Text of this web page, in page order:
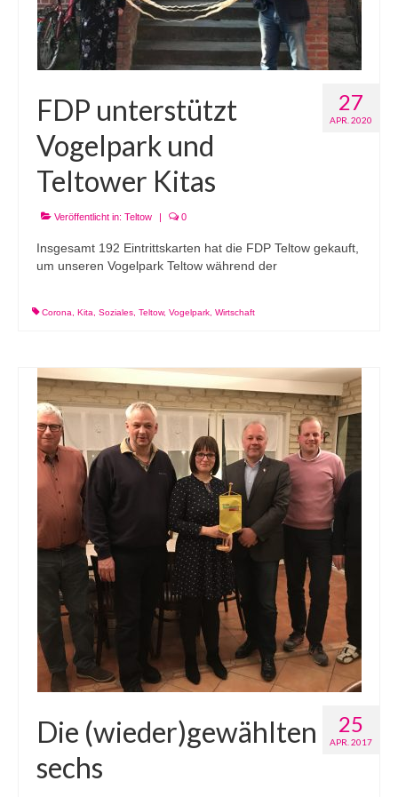
27
APR. 2020
FDP unterstützt
Vogelpark und
Teltower Kitas
Veröffentlicht in: Teltow | 0
Insgesamt 192 Eintrittskarten hat die FDP Teltow gekauft,
um unseren Vogelpark Teltow während der
Corona Kita Soziales Teltow, Vogelpark Wirtschaft
25
APR. 2017
Die (wieder)gewählten
sechs